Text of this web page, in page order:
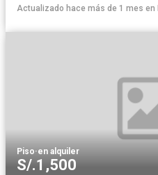
Actualizado hace más de 1 mes en
Piso·en alquiler
S/.1,500